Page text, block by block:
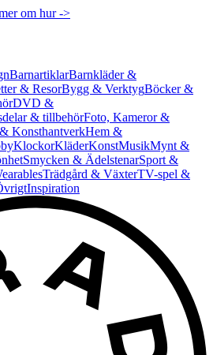
om hur ->
BarnartiklarBarnkläder &
& ResorBygg & VerktygBöcker &
DVD &
& tillbehörFoto, Kameror &
KonsthantverkHem &
KlockorKläderKonstMusikMynt &
Smycken & ÄdelstenarSport &
Trädgård & VäxterTV-spel &
Inspiration